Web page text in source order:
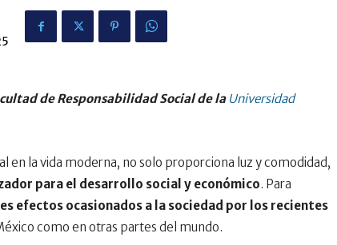
de Responsabilidad Social de la Universidad
en la vida moderna, no solo proporciona luz y comodidad,
para el desarrollo social y económico. Para
efectos ocasionados a la sociedad por los recientes
como en otras partes del mundo.